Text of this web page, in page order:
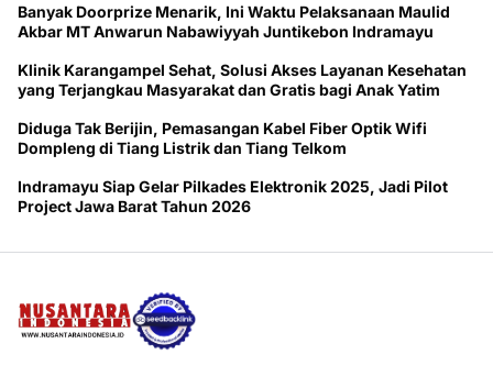
Banyak Doorprize Menarik, Ini Waktu Pelaksanaan Maulid
Akbar MT Anwarun Nabawiyyah Juntikebon Indramayu
Klinik Karangampel Sehat, Solusi Akses Layanan Kesehatan
yang Terjangkau Masyarakat dan Gratis bagi Anak Yatim
Diduga Tak Berijin, Pemasangan Kabel Fiber Optik Wifi
Dompleng di Tiang Listrik dan Tiang Telkom
Indramayu Siap Gelar Pilkades Elektronik 2025, Jadi Pilot
Project Jawa Barat Tahun 2026